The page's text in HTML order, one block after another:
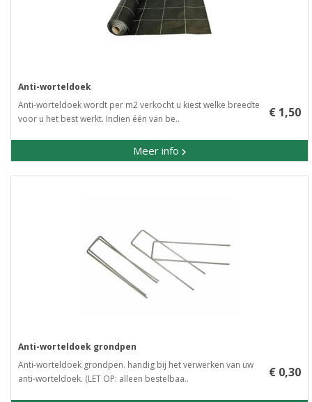
Anti-worteldoek
Anti-worteldoek wordt per m2 verkocht u kiest welke breedte
voor u het best werkt. Indien één van be..
Meer info
€ 1,50
Anti-worteldoek grondpen
Anti-worteldoek grondpen. handig bij het verwerken van uw
anti-worteldoek. (LET OP: alleen bestelbaa..
€ 0,30